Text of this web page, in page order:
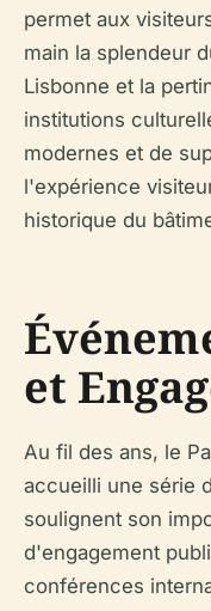
permet aux
main la splendeur
Lisbonne et la
institutions
modernes et de
l'expérience
historique du
et
Au fil des ans, le
accueilli une série
soulignent son
d'engagement
conférences